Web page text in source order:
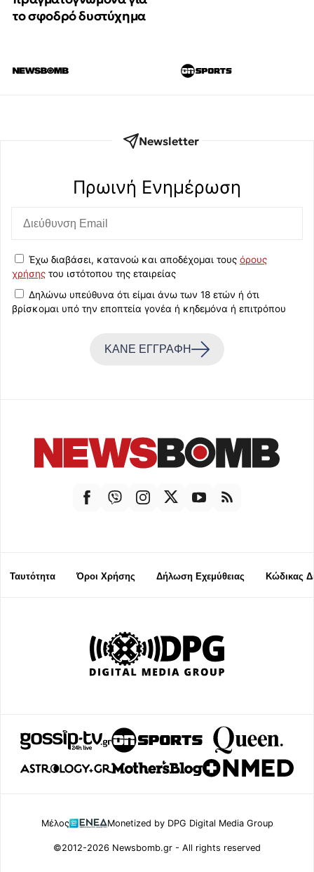
το σφοδρό δυστύχημα
Newsletter
Πρωινή Eνημέρωση
Έχω διαβάσει, κατανοώ και αποδέχομαι τους όρους
χρήσης του ιστότοπου της εταιρείας
Δηλώνω υπεύθυνα ότι είμαι άνω των 18 ετών ή ότι
βρίσκομαι υπό την εποπτεία γονέα ή κηδεμόνα ή επιτρόπου
ΚΑΝΕ ΕΓΓΡΑΦΗ
Ταυτότητα Όροι Χρήσης Δήλωση Εχεμύθειας Κώδικας
Μέλος Monetized by DPG Digital Media Group
©2012-2026 Newsbomb.gr - All rights reserved